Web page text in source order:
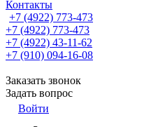
Контакты
+7 (4922) 773-473
+7 (4922) 773-473
+7 (4922) 43-11-62
+7 (910) 094-16-08
Заказать звонок
Задать вопрос
Войти